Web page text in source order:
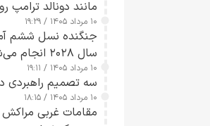
مانند دونالد
اقدام می‌زند
۱۰ مرداد ۱۴۰۵ / ۱۹:۲۹
سال ۲۰۲۸ انجام می‌شود
۱۰ مرداد ۱۴۰۵ / ۱۹:۱۱
سه تصمیم راهبردی
۱۰ مرداد ۱۴۰۵ / ۱۸:۱۵
مقامات غربی مراکش